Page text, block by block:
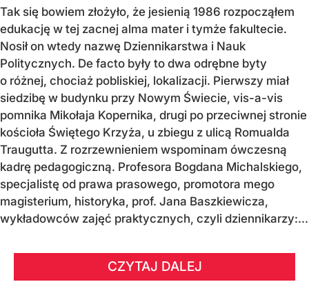
Tak się bowiem złożyło, że jesienią 1986 rozpocząłem
edukację w tej zacnej alma mater i tymże fakultecie.
Nosił on wtedy nazwę Dziennikarstwa i Nauk
Politycznych. De facto były to dwa odrębne byty
o różnej, chociaż pobliskiej, lokalizacji. Pierwszy miał
siedzibę w budynku przy Nowym Świecie, vis-a-vis
pomnika Mikołaja Kopernika, drugi po przeciwnej stronie
kościoła Świętego Krzyża, u zbiegu z ulicą Romualda
Traugutta. Z rozrzewnieniem wspominam ówczesną
kadrę pedagogiczną. Profesora Bogdana Michalskiego,
specjalistę od prawa prasowego, promotora mego
magisterium, historyka, prof. Jana Baszkiewicza,
wykładowców zajęć praktycznych, czyli dziennikarzy:...
CZYTAJ DALEJ